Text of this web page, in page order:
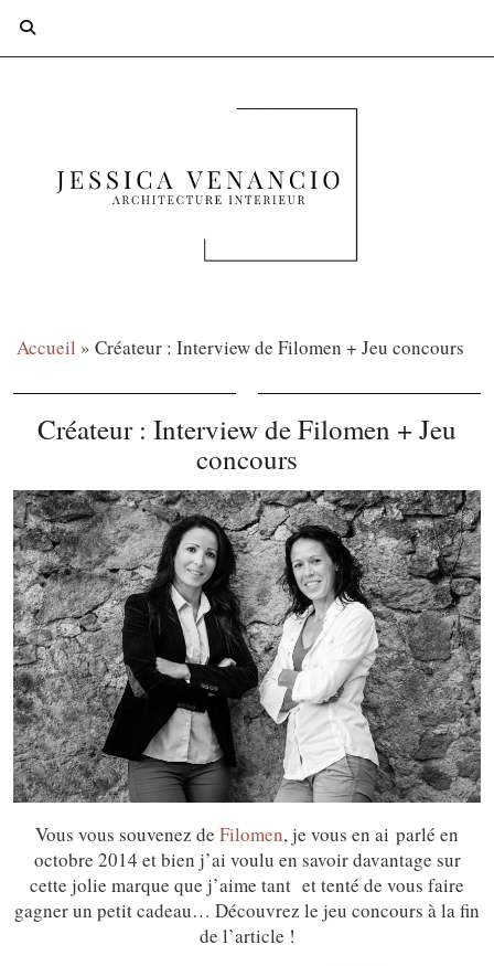
Accueil » Créateur : Interview de Filomen + Jeu concours
Créateur : Interview de Filomen + Jeu
concours
Vous vous souvenez de Filomen, je vous en ai parlé en
octobre 2014 et bien j’ai voulu en savoir davantage sur
cette jolie marque que j’aime tant et tenté de vous faire
gagner un petit cadeau… Découvrez le jeu concours à la fin
de l’article !